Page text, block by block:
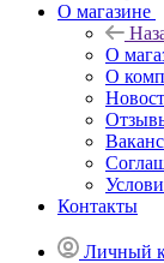
О магазине
О
О
Контакты
Личный